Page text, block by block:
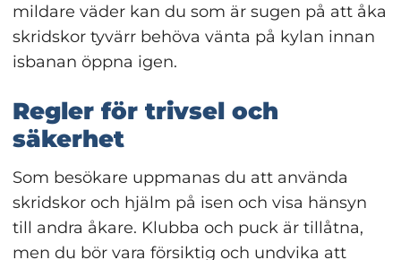
mildare väder kan du som är sugen på att åka
skridskor tyvärr behöva vänta på kylan innan
isbanan öppna igen.
Regler för trivsel och
säkerhet
Som besökare uppmanas du att använda
skridskor och hjälm på isen och visa hänsyn
till andra åkare. Klubba och puck är tillåtna,
men du bör vara försiktig och undvika att